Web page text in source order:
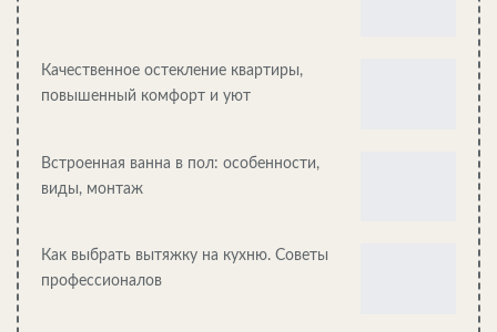
Траншея возле ввода в дом
От резервуара для стоков до здания копаем траншею.
образование ледяной пробки и разрыв стенок
трубопровода.
Качественное остекление квартиры,
повышенный комфорт и уют
Встроенная ванна в пол: особенности,
виды, монтаж
Как выбрать вытяжку на кухню. Советы
профессионалов